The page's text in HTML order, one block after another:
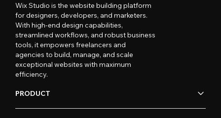
Wix Studio is the website building platform
for designers, developers, and marketers.
With high-end design capabilities,
streamlined workflows, and robust business
tools, it empowers freelancers and
agencies to build, manage, and scale
exceptional websites with maximum
efficiency.
PRODUCT